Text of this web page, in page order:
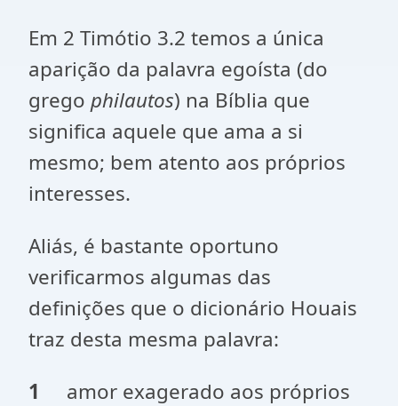
Em 2 Timótio 3.2 temos a única
aparição da palavra egoísta (do
grego philautos) na Bíblia que
significa aquele que ama a si
mesmo; bem atento aos próprios
interesses.
Aliás, é bastante oportuno
verificarmos algumas das
definições que o dicionário Houais
traz desta mesma palavra:
1 amor exagerado aos próprios